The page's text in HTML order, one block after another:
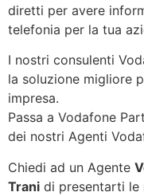
diretti per avere
telefonia per la tua
I nostri consulenti
la soluzione migliore
impresa.
Passa a Vodafone
dei nostri Agenti
Chiedi ad un Agente
Trani di presentarti